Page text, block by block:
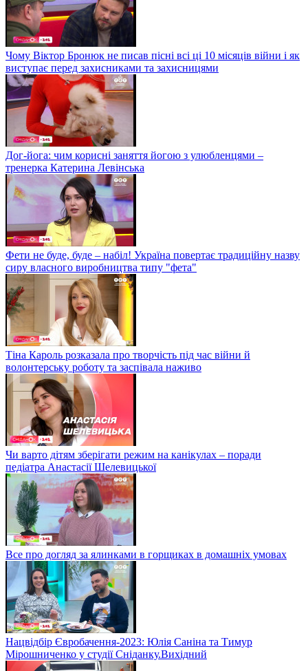
Чому Віктор Бронюк не писав пісні всі ці 10 місяців війни і як
виступає перед захисниками та захисницями
Дог-йога: чим корисні заняття йогою з улюбленцями –
тренерка Катерина Левінська
Фети не буде, буде – набіл! Україна повертає традиційну назву
сиру власного виробництва типу "фета"
Тіна Кароль розказала про творчість під час війни й
волонтерську роботу та заспівала наживо
Чи варто дітям зберігати режим на канікулах – поради
педіатра Анастасії Шелевицької
Все про догляд за ялинками в горщиках в домашніх умовах
Нацвідбір Євробачення-2023: Юлія Саніна та Тимур
Мірошниченко у студії Сніданку.Вихідний